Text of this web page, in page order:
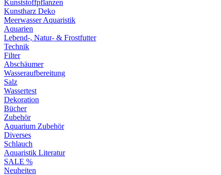
Kunststoffpflanzen
Kunstharz Deko
Meerwasser Aquaristik
Aquarien
Lebend-, Natur- & Frostfutter
Technik
Filter
Abschäumer
Wasseraufbereitung
Salz
Wassertest
Dekoration
Bücher
Zubehör
Aquarium Zubehör
Diverses
Schlauch
Aquaristik Literatur
SALE %
Neuheiten